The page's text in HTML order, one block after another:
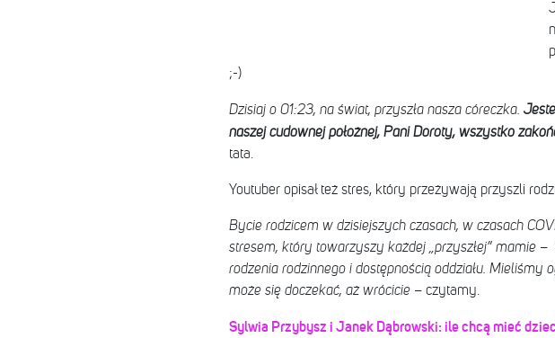
;-)
Dzisiaj o 01:23, na świat, przyszła nasza córeczka.
naszej cudownej położnej, Pani Doroty, wszystko
tata.
Youtuber opisał też stres, który przeżywają przyszli
Bycie rodzicem w dzisiejszych czasach, w czasach
stresem, który towarzyszy każdej „przyszłej” mamie –
rodzenia rodzinnego i dostępnością oddziału. Mieliśmy
może się doczekać, aż wrócicie– czytamy.
Sylwia Przybysz i Janek Dąbrowski: ile chcą mieć